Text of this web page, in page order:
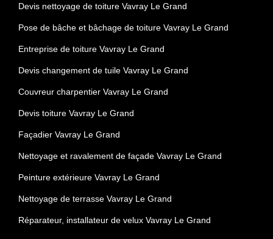
Devis nettoyage de toiture Vavray Le Grand
Pose de bâche et bâchage de toiture Vavray Le Grand
Entreprise de toiture Vavray Le Grand
Devis changement de tuile Vavray Le Grand
Couvreur charpentier Vavray Le Grand
Devis toiture Vavray Le Grand
Façadier Vavray Le Grand
Nettoyage et ravalement de façade Vavray Le Grand
Peinture extérieure Vavray Le Grand
Nettoyage de terrasse Vavray Le Grand
Réparateur, installateur de velux Vavray Le Grand